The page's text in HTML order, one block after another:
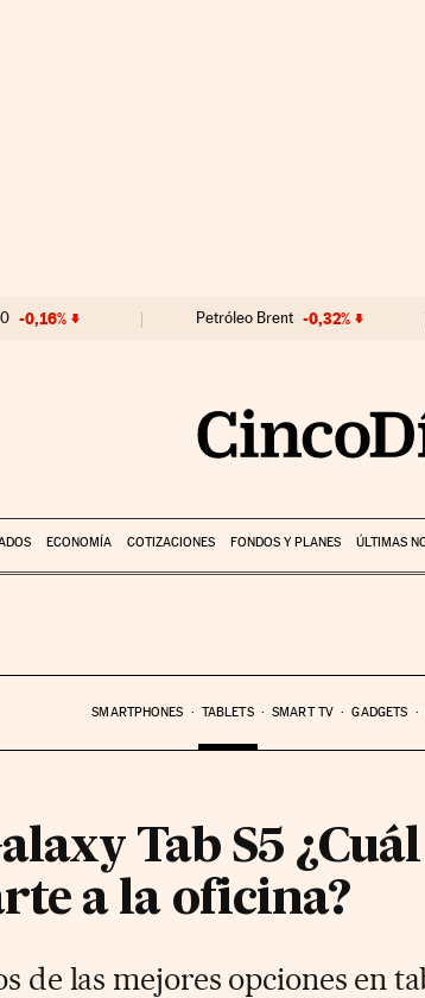
-0,16% Petróleo Brent -0,32%
ECONOMÍA COTIZACIONES FONDOS Y PLANES ÚLTIMAS
SMARTPHONES TABLETS SMART TV GADGETS
Tab S5
a la oficina?
de las mejores opciones en